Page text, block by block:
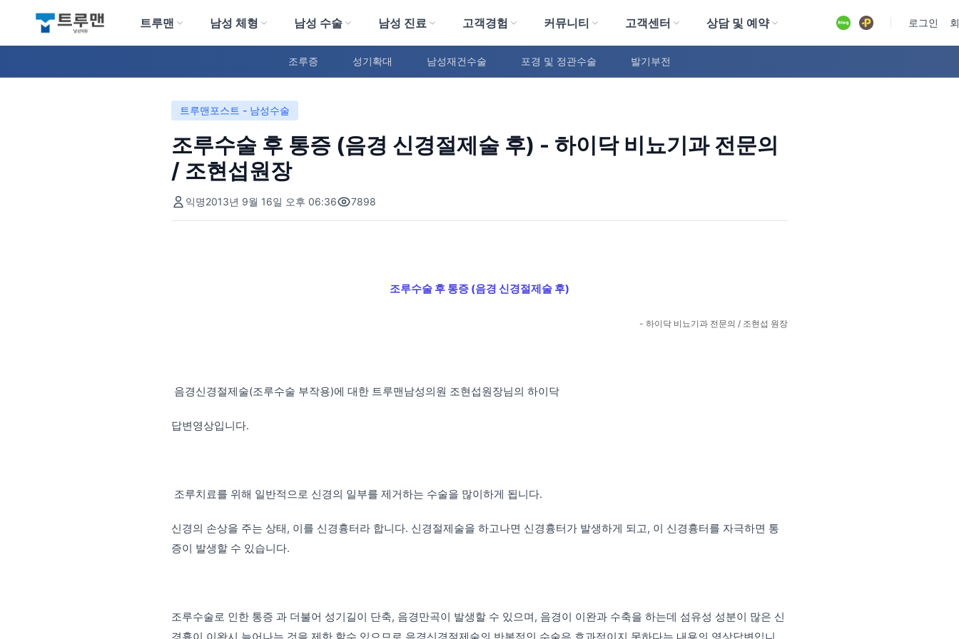
트루맨 남성의원
트루맨 남성 체형 남성 수술 남성 진료 고객경험 커뮤니티 고객센터 상담 및 예약 유튜브 로그인
조루증 성기확대 남성재건수술 포경 및 정관수술 발기부전
트루맨포스트 - 남성수술
조루수술 후 통증 (음경 신경절제술 후) - 하이닥 비뇨기과 전문의
/ 조현섭원장
익명2013년 9월 16일 오후 06:36 7898
조루수술 후 통증 (음경 신경절제술 후)
- 하이닥 비뇨기과 전문의 / 조현섭 원장
음경신경절제술(조루수술 부작용)에 대한 트루맨남성의원 조현섭원장님의 하이닥
답변영상입니다.
조루치료를 위해 일반적으로 신경의 일부를 제거하는 수술을 많이하게 됩니다.
신경의 손상을 주는 상태, 이를 신경흉터라 합니다. 신경절제술을 하고나면 신경흉터가 발생하게 되고, 이 신경흉터를 자극하면 통
증이 발생할 수 있습니다.
조루수술로 인한 통증 과 더불어 성기길이 단축, 음경만곡이 발생할 수 있으며, 음경이 이완과 수축을 하는데 섬유성 성분이 많은 신